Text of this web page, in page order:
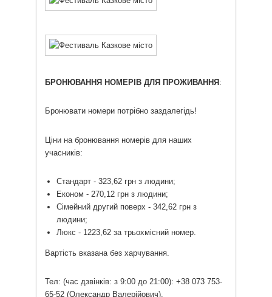
БРОНЮВАННЯ НОМЕРІВ ДЛЯ ПРОЖИВАННЯ :
Бронювати номери потрібно заздалегідь!
Ціни на бронювання номерів для наших
учасників:
Стандарт - 323,62 грн з людини;
Економ - 270,12 грн з людини;
Сімейний другий поверх - 342,62 грн з
людини;
Люкс - 1223,62 за трьохмісний номер.
Вартість вказана без харчування.
Тел: (час дзвінків: з 9:00 до 21:00): +38 073 753-
65-52 (Олександр Валерійович).